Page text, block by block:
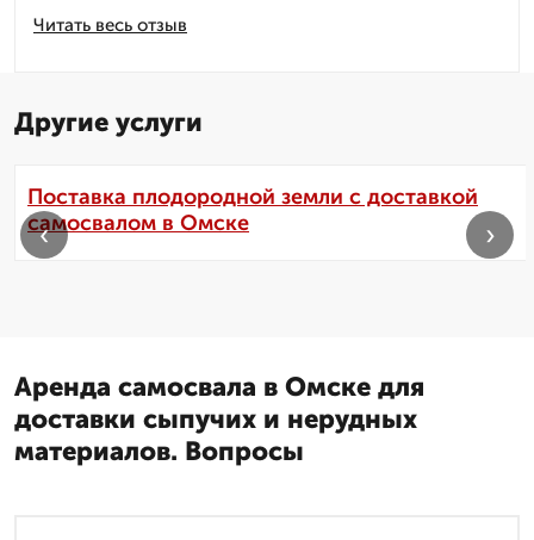
Читать весь отзыв
Другие услуги
Поставка плодородной земли с доставкой
самосвалом в Омске
‹ ›
Аренда самосвала в Омске для
доставки сыпучих и нерудных
материалов. Вопросы